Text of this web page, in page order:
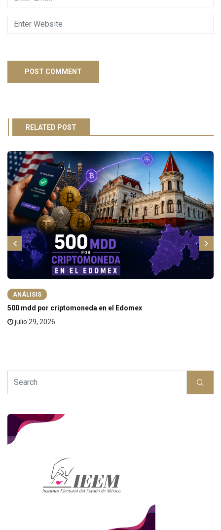
RELATED POST
ANÁLISIS
500 mdd por criptomoneda en el Edomex
julio 29, 2026